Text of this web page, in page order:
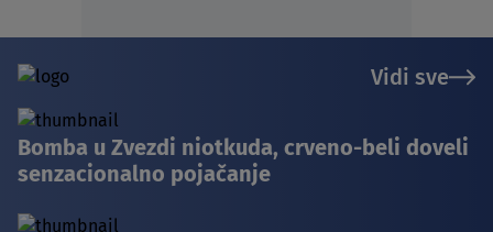
Vidi sve
Bomba u Zvezdi niotkuda, crveno-beli doveli
senzacionalno pojačanje